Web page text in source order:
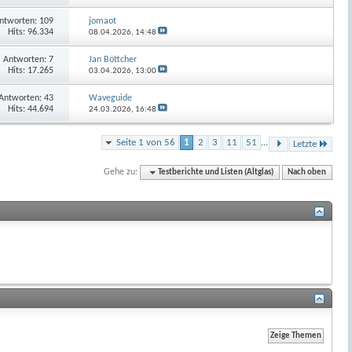
109
Hits: 96.334
jomaot
08.04.2026, 14:48
Antworten: 7
Hits: 17.265
Jan Böttcher
03.04.2026, 13:00
43
Hits: 44.694
Waveguide
24.03.2026, 16:48
Seite 1 von 56 1 2 3 11 51 ... Letzte
Gehe zu: Testberichte und Listen (Altglas) Nach oben